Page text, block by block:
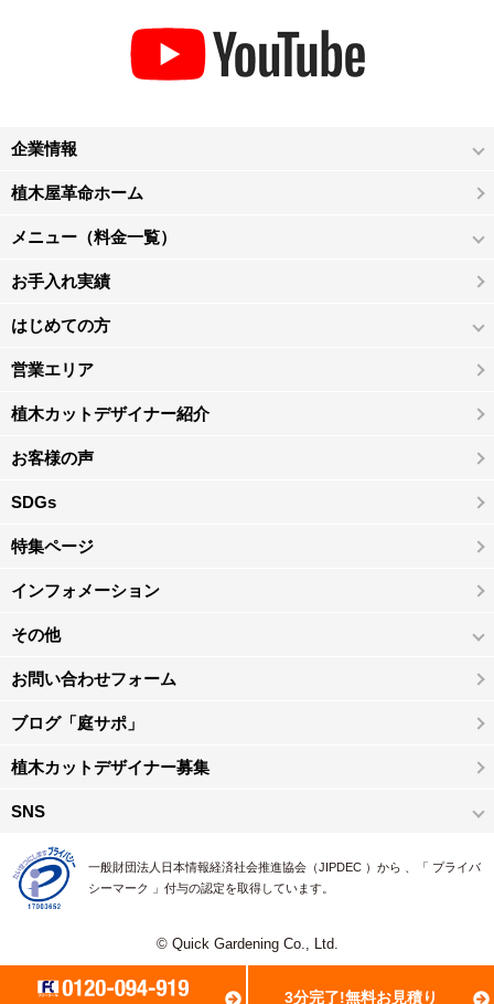
3分完了!無料お見積り
企業情報
植木屋革命ホーム
メニュー（料金一覧）
お手入れ実績
はじめての方
営業エリア
植木カットデザイナー紹介
お客様の声
SDGs
特集ページ
インフォメーション
その他
お問い合わせフォーム
ブログ「庭サポ」
植木カットデザイナー募集
SNS
一般財団法人日本情報経済社会推進協会（JIPDEC ）から 、「 プライバ
シーマーク 」付与の認定を取得しています。
© Quick Gardening Co., Ltd.